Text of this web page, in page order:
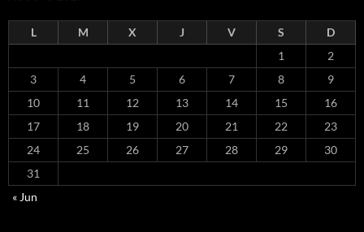
L M X J V S
D
1
2
3
4 5 6 7 8
9
10
11 12 13 14 15
16
17
18 19 20 21 22
23
24
25 26 27 28 29
30
31
« Jun